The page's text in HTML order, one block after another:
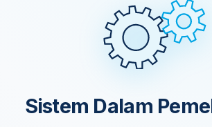
Sistem Dalam